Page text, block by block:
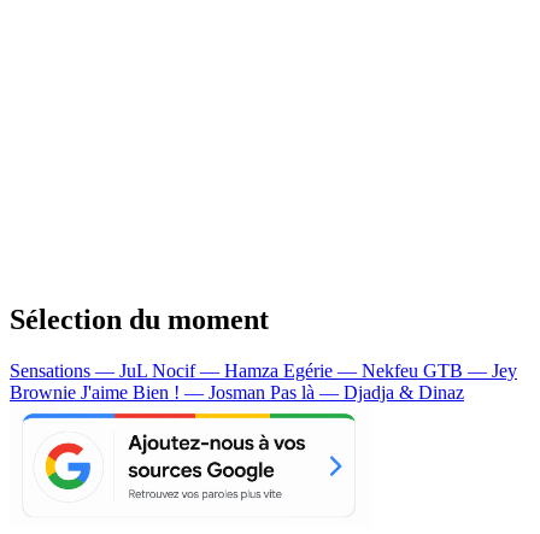
Sélection du moment
Sensations — JuL Nocif — Hamza Egérie — Nekfeu GTB — Jey
Brownie J'aime Bien ! — Josman Pas là — Djadja & Dinaz